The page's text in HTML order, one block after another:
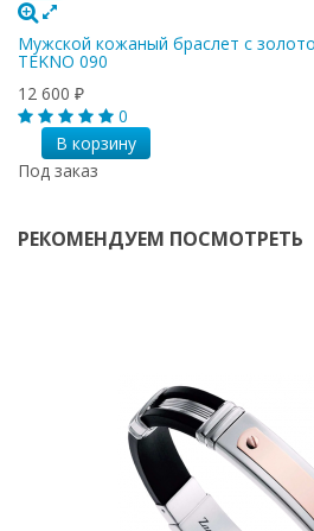
Мужской кожаный браслет с
TEKNO 090
12 600 ₽
0
В корзину
Под заказ
РЕКОМЕНДУЕМ ПОСМОТРЕТЬ